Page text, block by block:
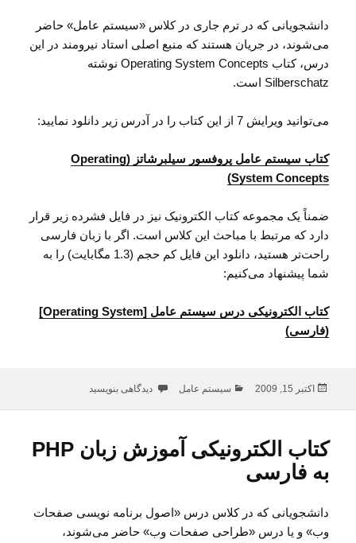
دانشجویانی که در ترم جاری در کلاس «سیستم عامل» حاضر
می‌شوند، در جریان هستند که منبع اصلی استاد نیرومند در این
درس، کتاب Operating System Concepts نوشته
Silberschatz است.
می‌توانید ویرایش 7 از این کتاب را در آدرس زیر دانلود نمایید:
کتاب سیستم عامل پروفسور سیلبرشاتز (Operating
System Concepts)
ضمناً یک مجموعه کتاب الکترونیک نیز در فایل فشرده زیر قرار
دارد که مرتبط با مباحث این کلاس است. اگر با زبان فارسی
راحت‌تر هستید، دانلود این فایل کم حجم (1.3 مگابایت) را به
شما پیشنهاد می‌کنیم:
کتاب الکترونیکی درس سیستم عامل [Operating System]
(فارسی)
ارسال
اکتبر 15, 2009 دسته‌ها
سیستم عامل برای کتاب‌های الکترونیک درس
دیدگاهی بنویسید
کتاب الکترونیکی آموزش زبان PHP
به فارسی
دانشجویانی که در کلاس درس «اصول برنامه نویسی صفحات
وب» و یا درس «طراحی صفحات وب» حاضر می‌شوند،